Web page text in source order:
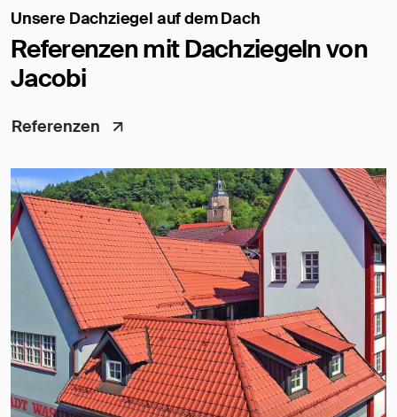
Unsere Dachziegel auf dem Dach
Referenzen mit Dachziegeln von
Jacobi
Referenzen